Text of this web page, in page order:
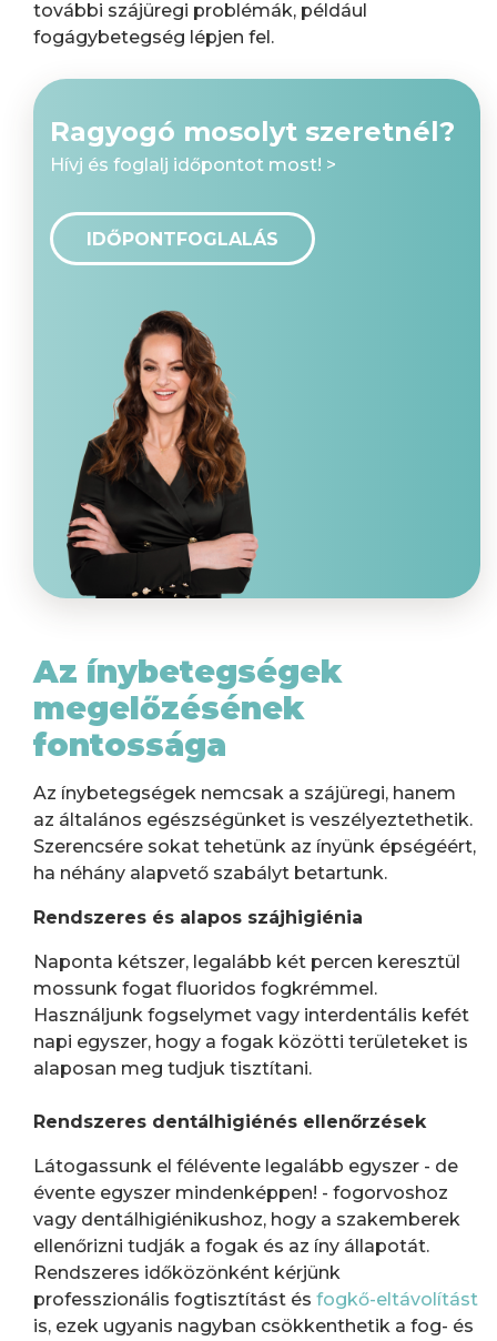
további szájüregi problémák, például
fogágybetegség lépjen fel.
Ragyogó mosolyt szeretnél?
Hívj és foglalj időpontot most! >
IDŐPONTFOGLALÁS
Az ínybetegségek
megelőzésének
fontossága
Az ínybetegségek nemcsak a szájüregi, hanem
az általános egészségünket is veszélyeztethetik.
Szerencsére sokat tehetünk az ínyünk épségéért,
ha néhány alapvető szabályt betartunk.
Rendszeres és alapos szájhigiénia
Naponta kétszer, legalább két percen keresztül
mossunk fogat fluoridos fogkrémmel.
Használjunk fogselymet vagy interdentális kefét
napi egyszer, hogy a fogak közötti területeket is
alaposan meg tudjuk tisztítani.
Rendszeres dentálhigiénés ellenőrzések
Látogassunk el félévente legalább egyszer - de
évente egyszer mindenképpen! - fogorvoshoz
vagy dentálhigiénikushoz, hogy a szakemberek
ellenőrizni tudják a fogak és az íny állapotát.
Rendszeres időközönként kérjünk
professzionális fogtisztítást és fogkő-eltávolítást
is, ezek ugyanis nagyban csökkenthetik a fog- és